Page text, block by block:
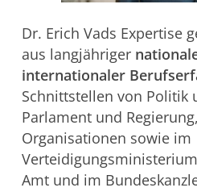
Dr. Erich Vads Expertise
aus langjähriger
internationaler
Schnittstellen von Politik
Parlament und
Organisationen sowie im
Amt und im